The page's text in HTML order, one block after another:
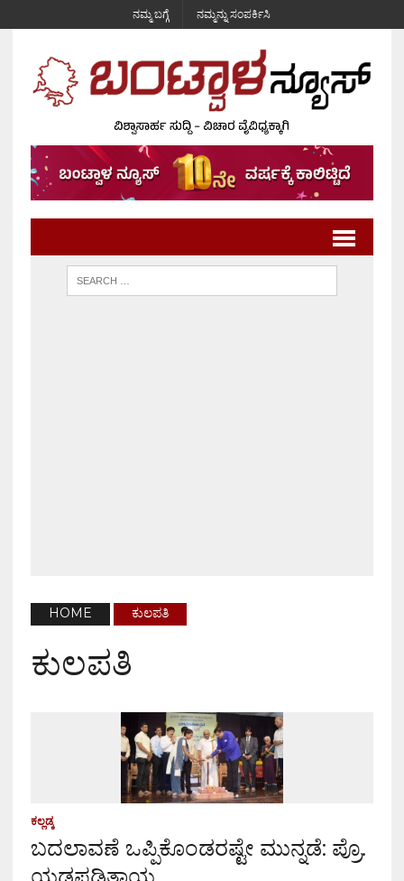
ನಮ್ಮ ಬಗ್ಗೆ ನಮ್ಮನ್ನು ಸಂಪರ್ಕಿಸಿ
HOME ಕುಲಪತಿ
ಕುಲಪತಿ
ಕಲ್ಲಡ್ಕ
ಬದಲಾವಣೆ ಒಪ್ಪಿಕೊಂಡರಷ್ಟೇ ಮುನ್ನಡೆ: ಪ್ರೊ.